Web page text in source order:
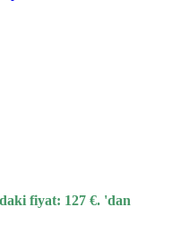
fiyat: 127 €. 'dan